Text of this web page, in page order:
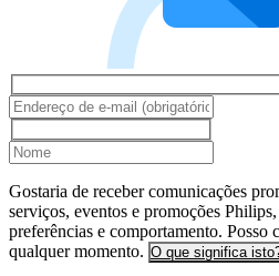
Gostaria de receber comunicações
serviços, eventos e promoções
preferências e comportamento. Posso
qualquer momento. O que significa